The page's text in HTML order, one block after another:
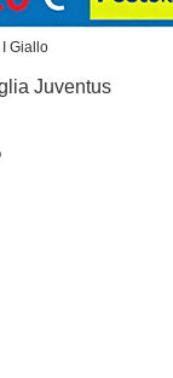
Giallo
Juventus